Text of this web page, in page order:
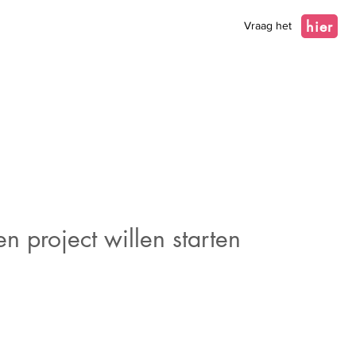
Vraag het hier
project willen starten